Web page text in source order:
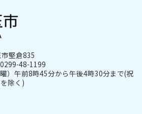
堅倉835
48-1199
）午前8時45分から午後4時30分まで(祝
除く)